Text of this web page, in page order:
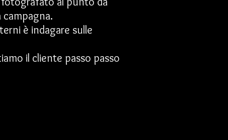
campagna.
è indagare sulle
il cliente passo passo